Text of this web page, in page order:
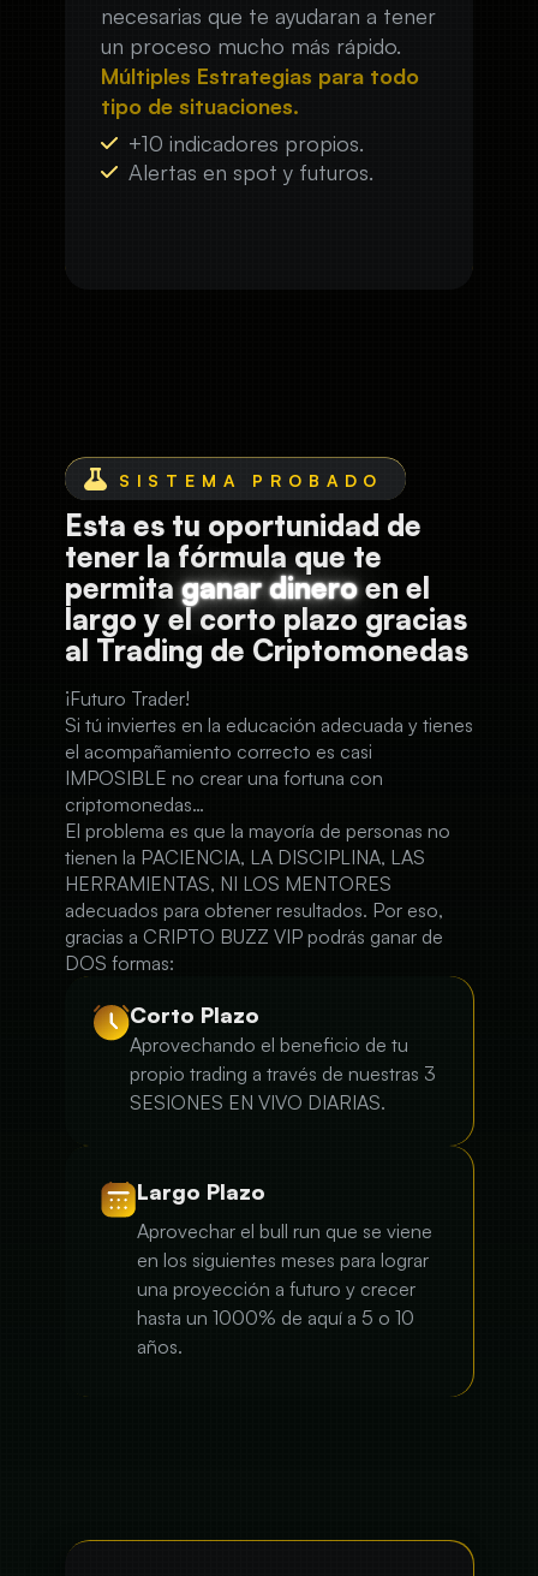
necesarias que te ayudaran a tener
un proceso mucho más rápido.
Múltiples Estrategias para todo
tipo de situaciones.
+10 indicadores propios.
Alertas en spot y futuros.
Esta es tu oportunidad de
tener la fórmula que te
permitaganar dineroen el
largo y el corto plazo gracias
al Trading de Criptomonedas
¡Futuro Trader!
Si tú inviertes en la educación adecuada y tienes
el acompañamiento correcto es casi
IMPOSIBLE no crear una fortuna con
criptomonedas…
El problema es que la mayoría de personas no
tienen la PACIENCIA, LA DISCIPLINA, LAS
HERRAMIENTAS, NI LOS MENTORES
adecuados para obtener resultados. Por eso,
gracias a CRIPTO BUZZ VIP podrás ganar de
DOS formas:
Corto Plazo
Aprovechando el beneficio de tu
propio trading a través de nuestras 3
SESIONES EN VIVO DIARIAS.
Largo Plazo
Aprovechar el bull run que se viene
en los siguientes meses para lograr
una proyección a futuro y crecer
hasta un 1000% de aquí a 5 o 10
años.